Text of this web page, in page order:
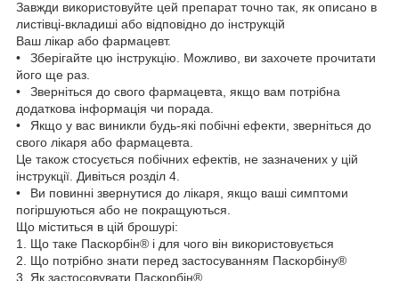
Завжди використовуйте цей препарат точно так, як описано в
листівці-вкладиші або відповідно до інструкцій
Ваш лікар або фармацевт.
• Зберігайте цю інструкцію. Можливо, ви захочете прочитати
його ще раз.
• Зверніться до свого фармацевта, якщо вам потрібна
додаткова інформація чи порада.
• Якщо у вас виникли будь-які побічні ефекти, зверніться до
свого лікаря або фармацевта.
Це також стосується побічних ефектів, не зазначених у цій
інструкції. Дивіться розділ 4.
• Ви повинні звернутися до лікаря, якщо ваші симптоми
погіршуються або не покращуються.
Що міститься в цій брошурі:
1. Що таке Паскорбін® і для чого він використовується
2. Що потрібно знати перед застосуванням Паскорбіну®
3. Як застосовувати Паскорбін®